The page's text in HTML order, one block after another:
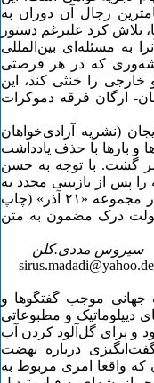
رجال آن دوران به
تلاش کرد علیرغم دستور
به مسئله‌ای بین‌المللی
که در هر فرصتی
را خنثی کند، این
ارگان فرقه دموکرات
(نشریه آزادی‌خواهان
پس از آن بارها و بارها با حذف یادداشت
گشت. با توجه به حسن
پس از بازبینی مجدد به
خوانندگان تقدیم می‌کنیم. ترجمه از روی متن منتشر شده در مجموعه «۲۱ آذر» (چاپ
درک مضمون به متن
سیروس مددی.کلن
جهانی موجب گفتگوها و
دیپلوماتیک و مطبوعاتی
و برای گل‌آلود کردن آب
درباره نهضت
که واقعا امری مربوط به